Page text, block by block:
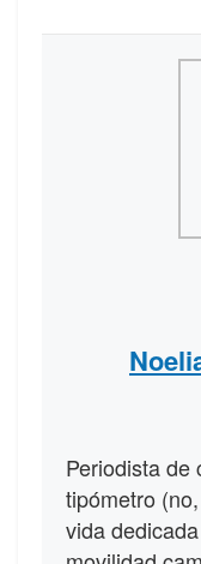
Periodista de
tipómetro
vida